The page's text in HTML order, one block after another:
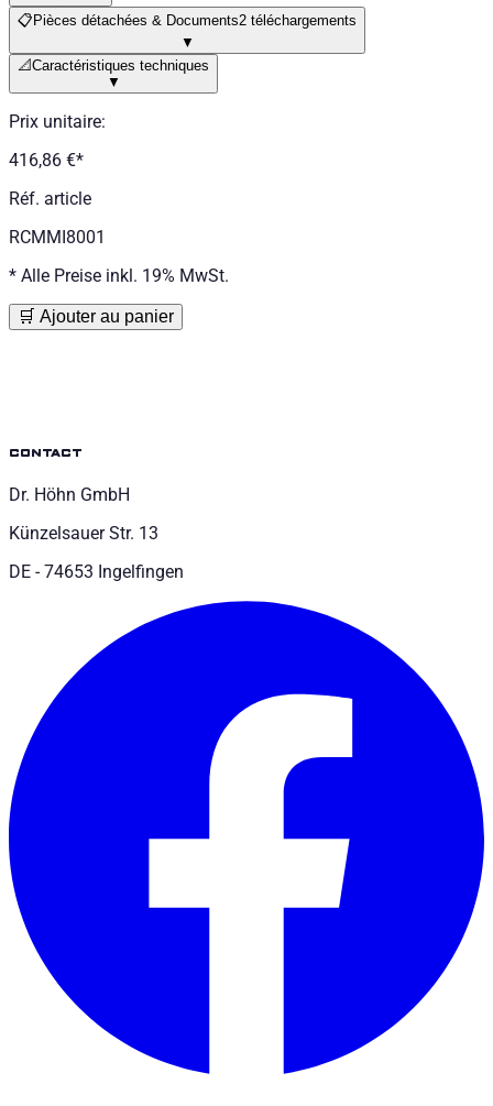
📋Pièces détachées & Documents2 téléchargements
▼
📐Caractéristiques techniques
▼
Prix unitaire:
416,86 €*
Réf. article
RCMMI8001
* Alle Preise inkl. 19% MwSt.
🛒 Ajouter au panier
contact
Dr. Höhn GmbH
Künzelsauer Str. 13
DE - 74653 Ingelfingen